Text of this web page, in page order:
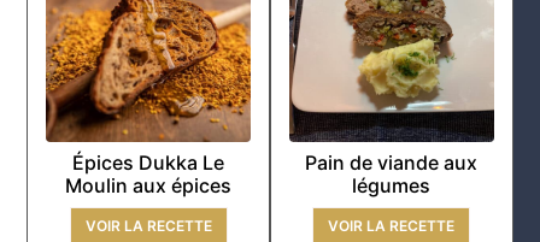
Épices Dukka Le
Moulin aux épices
VOIR LA RECETTE
Pain de viande aux
légumes
VOIR LA RECETTE